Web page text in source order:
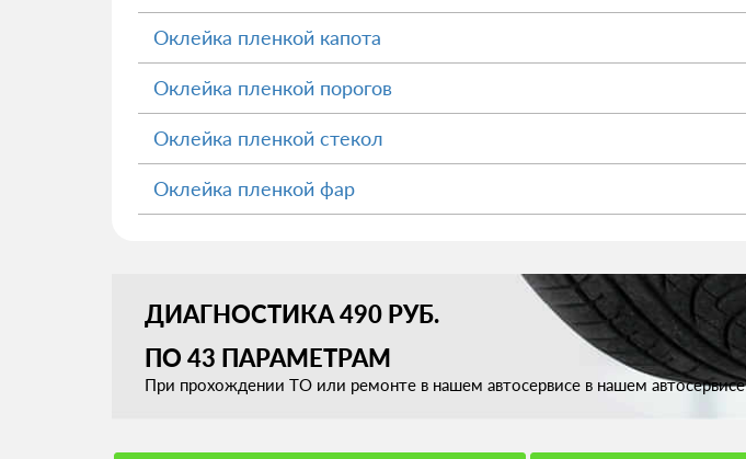
Оклейка пленкой капота
Оклейка пленкой порогов
Оклейка пленкой стекол
Оклейка пленкой фар
ДИАГНОСТИКА 490 РУБ.
ПО 43 ПАРАМЕТРАМ
При прохождении ТО или ремонте в нашем автосервисе в нашем автосервисе